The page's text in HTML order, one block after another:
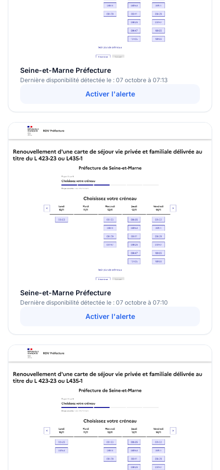
Seine-et-Marne Préfecture
Dernière disponibilité détectée le : 07 octobre à 07:13
Activer l'alerte
Seine-et-Marne Préfecture
Dernière disponibilité détectée le : 07 octobre à 07:10
Activer l'alerte